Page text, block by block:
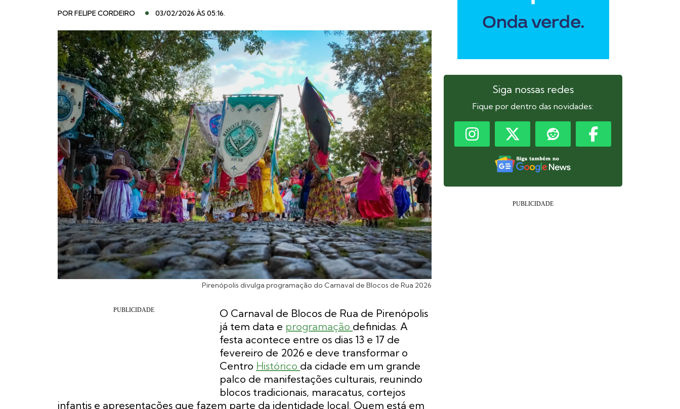
PORFELIPE CORDEIRO 03/02/2026 ÀS 05:16.
Pirenópolis divulga programação do Carnaval de Blocos de Rua 2026
O Carnaval de Blocos de Rua de Pirenópolis
já tem data e programação definidas. A
festa acontece entre os dias 13 e 17 de
fevereiro de 2026 e deve transformar o
Centro Histórico da cidade em um grande
palco de manifestações culturais, reunindo
blocos tradicionais, maracatus, cortejos
infantis e apresentações que fazem parte da identidade local. Quem está em
Siga nossas redes
Fique por dentro das novidades: